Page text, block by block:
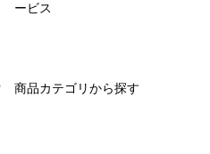
ービス
商品カテゴリから探す